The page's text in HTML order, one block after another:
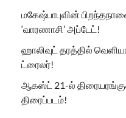
மகேஷ்பாபுவின்
‘வாரணாசி’ அப்டேட்!
ஹாலிவுட் தரத்தில்
ட்ரைலர்!
ஆகஸ்ட் 21-ல்
திரைப்படம்!